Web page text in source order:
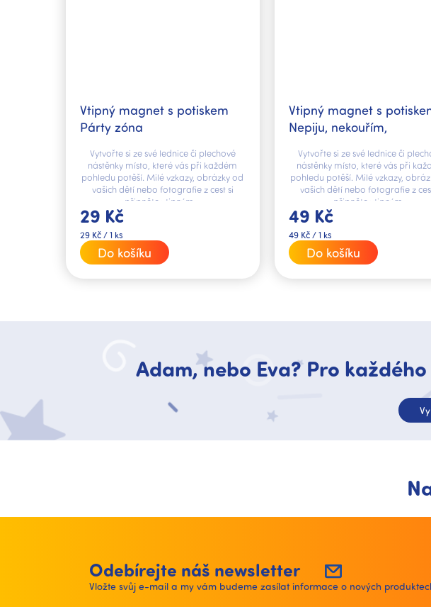
Vtipný magnet s potiskem
Párty zóna
29 Kč
Měrná
cena:
29 Kč / 1 ks
Do košíku
Vytvořte si ze své lednice či plechové
nástěnky místo, které vás při každém
pohledu potěší. Milé vzkazy, obrázky od
vašich dětí nebo fotografie z cest si
připněte vtipným...
Vtipný magnet s
Nepiju, nekouřím,
49 Kč
Měrná
cena:
49 Kč / 1 ks
Do košíku
Vytvořte si ze své lednice či
nástěnky místo, které vás při
pohledu potěší. Milé vzkazy,
vašich dětí nebo fotografie z
připněte vtipným...
Adam, nebo Eva? Pro
Odebírejte náš newsletter
Vložte svůj e-mail a my vám budeme zasílat informace o nových